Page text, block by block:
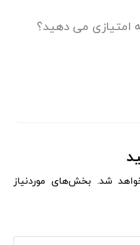
امتیازی می دهید؟
شد. بخش‌های موردنیاز